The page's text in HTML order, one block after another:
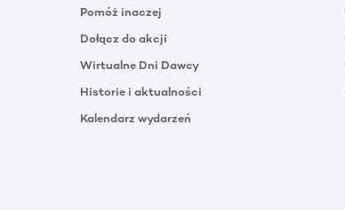
Pomóż inaczej
Dołącz do akcji
Wirtualne Dni Dawcy
Historie i aktualności
Kalendarz wydarzeń